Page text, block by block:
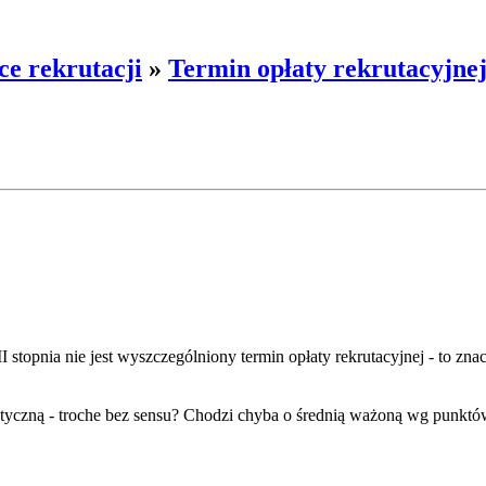
rekrutacji » Termin opłaty
nie jest wyszczególniony termin opłaty rekrutacyjnej - to
- troche bez sensu? Chodzi chyba o średnią ważoną wg